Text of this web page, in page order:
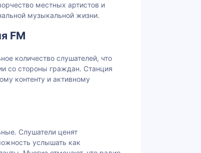
местных артистов и
музыкальной жизни.
FM
количество слушателей, что
со стороны граждан. Станция
контенту и активному
Слушатели ценят
услышать как